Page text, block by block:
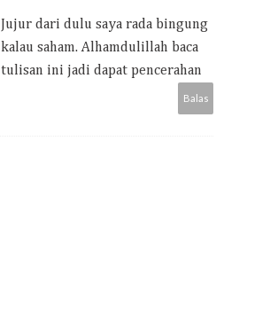
Jujur dari dulu saya rada bingung
kalau saham. Alhamdulillah baca
tulisan ini jadi dapat pencerahan
Balas